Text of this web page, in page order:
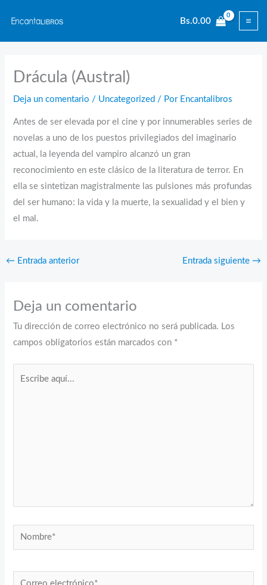
contenido
Bs.0.00
Drácula (Austral)
Deja un comentario / Uncategorized / Por Encantalibros
Antes de ser elevada por el cine y por innumerables series de
novelas a uno de los puestos privilegiados del imaginario
actual, la leyenda del vampiro alcanzó un gran
reconocimiento en este clásico de la literatura de terror. En
ella se sintetizan magistralmente las pulsiones más profundas
del ser humano: la vida y la muerte, la sexualidad y el bien y
el mal.
← Entrada anterior Entrada siguiente →
Deja un comentario
Tu dirección de correo electrónico no será publicada. Los
campos obligatorios están marcados con *
Nombre*
Correo